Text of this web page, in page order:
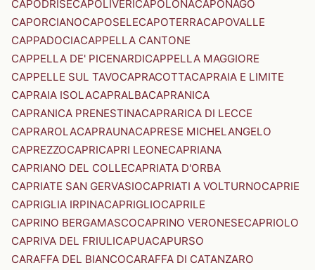
CAPODRISECAPOLIVERICAPOLONACAPONAGO
CAPORCIANOCAPOSELECAPOTERRACAPOVALLE
CAPPADOCIACAPPELLA CANTONE
CAPPELLA DE' PICENARDICAPPELLA MAGGIORE
CAPPELLE SUL TAVOCAPRACOTTACAPRAIA E LIMITE
CAPRAIA ISOLACAPRALBACAPRANICA
CAPRANICA PRENESTINACAPRARICA DI LECCE
CAPRAROLACAPRAUNACAPRESE MICHELANGELO
CAPREZZOCAPRICAPRI LEONECAPRIANA
CAPRIANO DEL COLLECAPRIATA D'ORBA
CAPRIATE SAN GERVASIOCAPRIATI A VOLTURNOCAPRIE
CAPRIGLIA IRPINACAPRIGLIOCAPRILE
CAPRINO BERGAMASCOCAPRINO VERONESECAPRIOLO
CAPRIVA DEL FRIULICAPUACAPURSO
CARAFFA DEL BIANCOCARAFFA DI CATANZARO